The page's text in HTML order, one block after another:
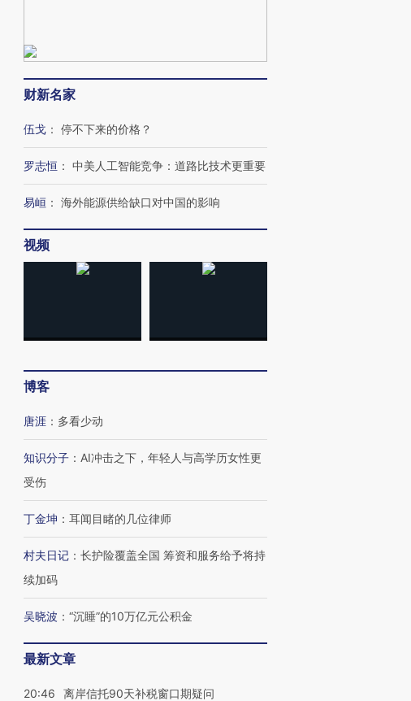
财新名家
伍戈 ： 停不下来的价格？
罗志恒 ： 中美人工智能竞争：道路比技术更重要
易峘 ： 海外能源供给缺口对中国的影响
视频
博客
唐涯 ： 多看少动
知识分子 ： AI冲击之下，年轻人与高学历女性更
受伤
丁金坤 ： 耳闻目睹的几位律师
村夫日记 ： 长护险覆盖全国 筹资和服务给予将持
续加码
吴晓波 ： “沉睡”的10万亿元公积金
最新文章
20:46 离岸信托90天补税窗口期疑问